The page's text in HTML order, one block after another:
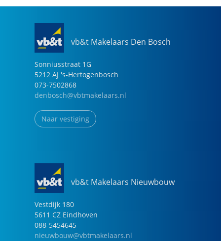
vb&t Makelaars Den Bosch
Sonniusstraat 1G
5212 AJ 's-Hertogenbosch
073-7502868
denbosch@vbtmakelaars.nl
Naar vestiging
vb&t Makelaars Nieuwbouw
Vestdijk 180
5611 CZ Eindhoven
088-5454645
nieuwbouw@vbtmakelaars.nl